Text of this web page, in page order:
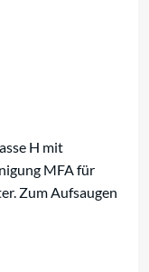
H mit
MFA für
Zum Aufsaugen